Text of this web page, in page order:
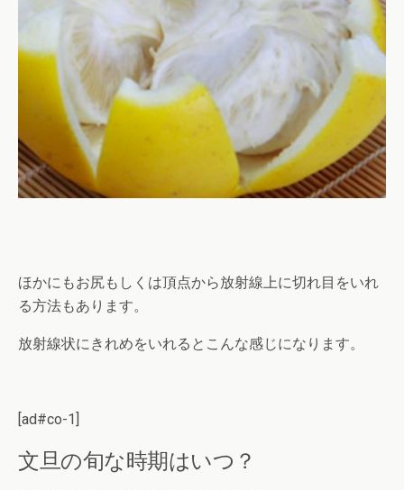
ほかにもお尻もしくは頂点から放射線上に切れ目をいれ
る方法もあります。
放射線状にきれめをいれるとこんな感じになります。
[ad#co-1]
文旦の旬な時期はいつ？